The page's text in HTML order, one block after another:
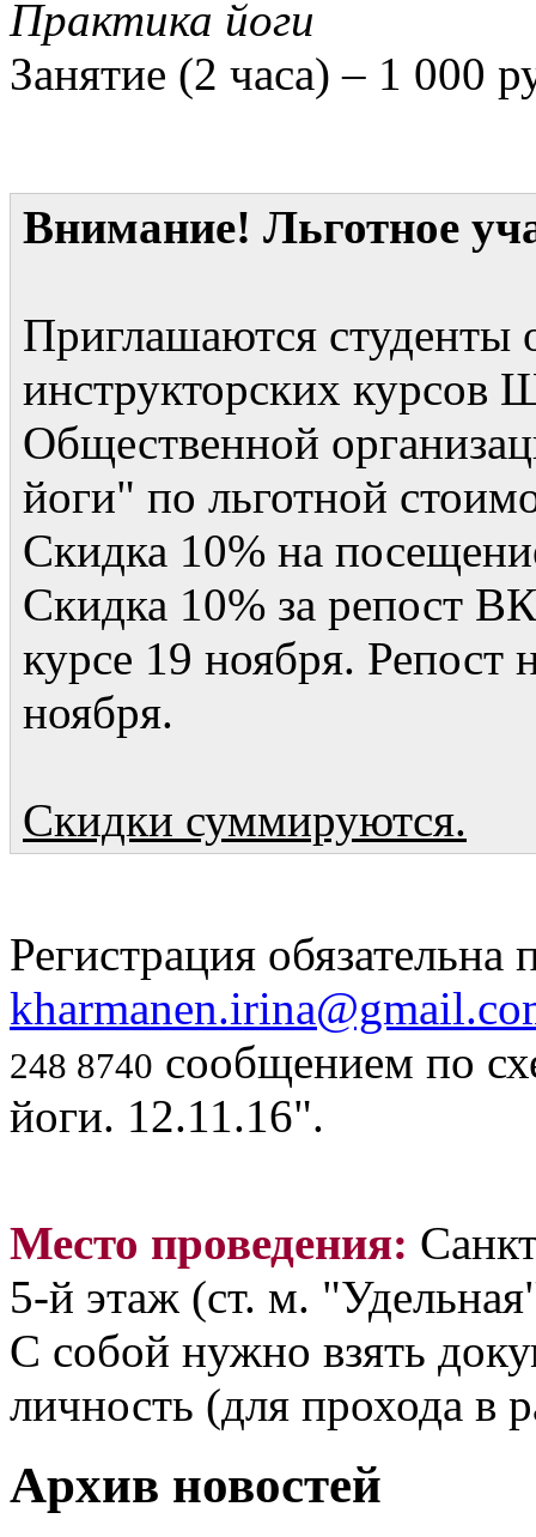
Практика йоги
Занятие (2 часа) – 1 000
Внимание! Льготное
Приглашаются студенты
инструкторских
Общественной
йоги" по льготной
Скидка 10% на
Скидка 10% за репост
курсе 19 ноября. Репост
ноября.
Cкидки суммируются.
Регистрация обязательна
248 8740 сообщением по
йоги. 12.11.16".
Место проведения:
5-й этаж (ст. м.
С собой нужно взять
личность (для прохода в
Архив новостей